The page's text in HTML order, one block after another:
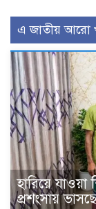
এ জাতীয় আরো
হারিয়ে যাওয়া
প্রশংসায়